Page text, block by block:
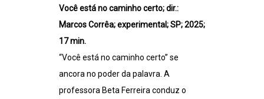
Você está no caminho certo; dir.:
Marcos Corrêa; experimental; SP; 2025;
17 min.
“Você está no caminho certo” se
ancora no poder da palavra. A
professora Beta Ferreira conduz o